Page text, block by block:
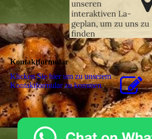
Kontaktformular
Klicken Sie hier um zu unserem
Kon­takt­for­mu­lar zu kommen